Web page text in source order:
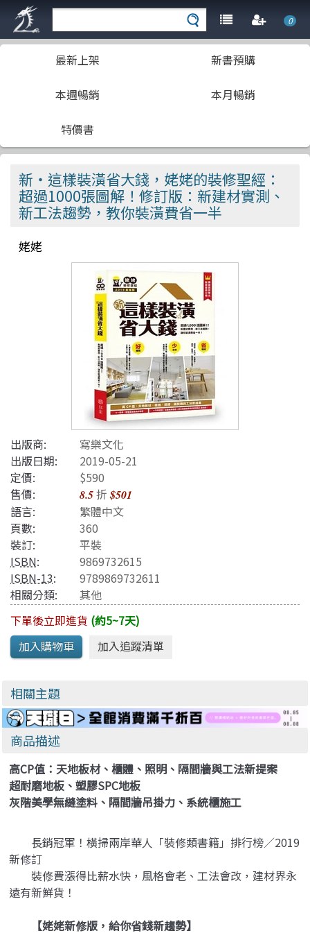
0
最新上架 新書預購
本週暢銷 本月暢銷
特價書
新‧這樣裝潢省大錢，姥姥的裝修聖經：
超過1000張圖解！修訂版：新建材實測、
新工法趨勢，教你裝潢費省一半
姥姥
出版商:
寫樂文化
出版日期:
2019-05-21
定價:
$590
售價:
8.5折$501
語言:
繁體中文
頁數:
360
裝訂:
平裝
ISBN:
9869732615
ISBN-13:
9789869732611
相關分類:
其他
下單後立即進貨 (約5~7天)
相關主題
商品描述
高CP值：天地板材、櫃體、照明、隔間牆與工法新提案
超耐磨地板、塑膠SPC地板
灰階美學無縫塗料、隔間牆吊掛力、系統櫃施工
長銷冠軍！橫掃兩岸華人「裝修類書籍」排行榜／2019
新修訂
裝修費漲得比薪水快，風格會老、工法會改，建材界永
遠有新鮮貨！
【姥姥新修版，給你省錢新趨勢】